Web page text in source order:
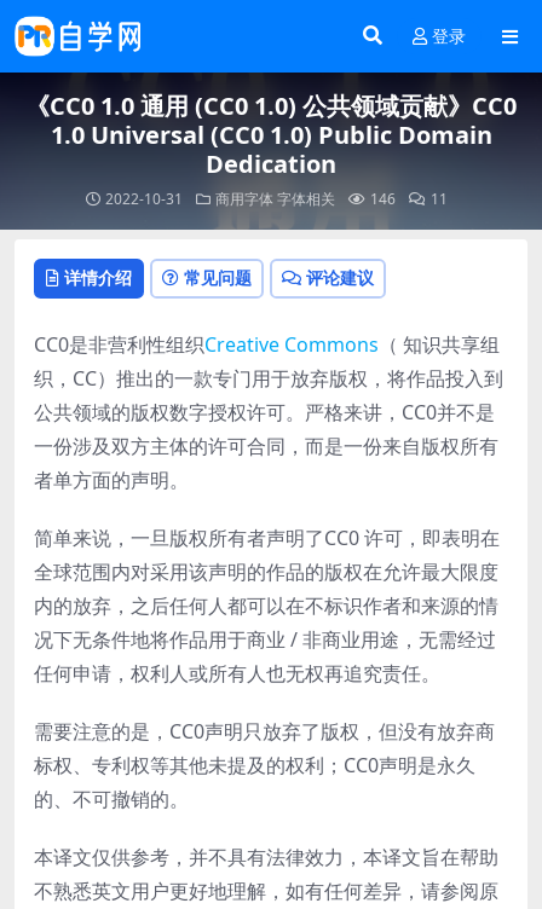
登录
《CC0 1.0 通用 (CC0 1.0) 公共领域贡献》CC0
1.0 Universal (CC0 1.0) Public Domain
Dedication
2022-10-31 商用字体 字体相关 146 11
详情介绍 常见问题 评论建议
CC0是非营利性组织Creative Commons （ 知识共享组
织，CC）推出的一款专门用于放弃版权，将作品投入到
公共领域的版权数字授权许可。严格来讲，CC0并不是
一份涉及双方主体的许可合同，而是一份来自版权所有
者单方面的声明。
简单来说，一旦版权所有者声明了CC0 许可，即表明在
全球范围内对采用该声明的作品的版权在允许最大限度
内的放弃，之后任何人都可以在不标识作者和来源的情
况下无条件地将作品用于商业 / 非商业用途，无需经过
任何申请，权利人或所有人也无权再追究责任。
需要注意的是，CC0声明只放弃了版权，但没有放弃商
标权、专利权等其他未提及的权利；CC0声明是永久
的、不可撤销的。
本译文仅供参考，并不具有法律效力，本译文旨在帮助
不熟悉英文用户更好地理解，如有任何差异，请参阅原